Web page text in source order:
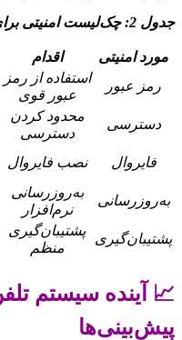
جدول 2: چک‌لیست امنیتی برای سیستم تلفن گویا
مورد امنیتی اقدام
رمز عبور
استفاده از رمز
عبور قوی
دسترسی
محدود کردن
دسترسی
فایروال
نصب فایروال
به‌روزرسانی
به‌روزرسانی
نرم‌افزار
پشتیبان‌گیری
پشتیبان‌گیری
منظم
پیش‌بینی‌ها